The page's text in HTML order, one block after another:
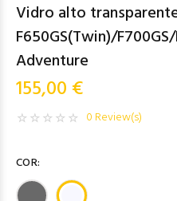
Vidro alto
F650GS(Twin)/
Adventure
155,00 €
0 Review(s)
COR: